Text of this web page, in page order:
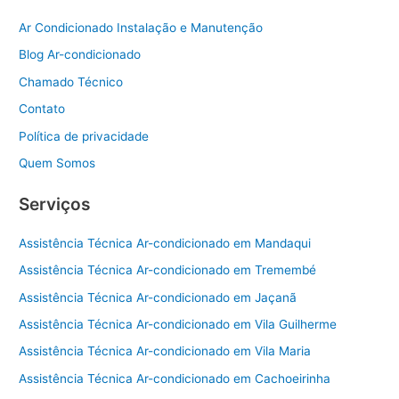
Ar Condicionado Instalação e Manutenção
Blog Ar-condicionado
Chamado Técnico
Contato
Política de privacidade
Quem Somos
Serviços
Assistência Técnica Ar-condicionado em Mandaqui
Assistência Técnica Ar-condicionado em Tremembé
Assistência Técnica Ar-condicionado em Jaçanã
Assistência Técnica Ar-condicionado em Vila Guilherme
Assistência Técnica Ar-condicionado em Vila Maria
Assistência Técnica Ar-condicionado em Cachoeirinha